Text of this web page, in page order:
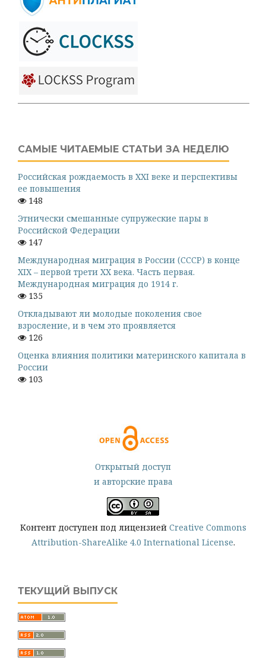
САМЫЕ ЧИТАЕМЫЕ СТАТЬИ ЗА НЕДЕЛЮ
Российская рождаемость в XXI веке и перспективы
ее повышения
148
Этнически смешанные супружеские пары в
Российской Федерации
147
Международная миграция в России (СССР) в конце
XIX – первой трети XX века. Часть первая.
Международная миграция до 1914 г.
135
Откладывают ли молодые поколения свое
взросление, и в чем это проявляется
126
Оценка влияния политики материнского капитала в
России
103
Открытый доступ
и авторские права
Контент доступен под лицензией Creative Commons
Attribution-ShareAlike 4.0 International License.
ТЕКУЩИЙ ВЫПУСК